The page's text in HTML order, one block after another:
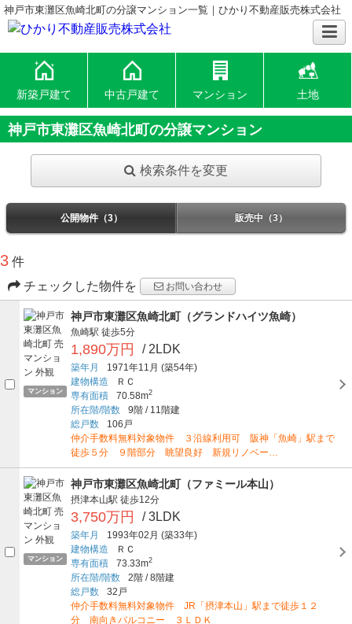
神戸市東灘区魚崎北町の分譲マンション一覧｜ひかり不動産販売株式会社
新築戸建て 中古戸建て マンション 土地
神戸市東灘区魚崎北町の分譲マンション
検索条件を変更
公開物件（3） 販売中（3）
3 件
チェックした物件を
お問い合わせ
マンション
神戸市東灘区魚崎北町（グランドハイツ魚崎）
魚崎駅 徒歩5分
1,890万円 / 2LDK
築年月 1971年11月 (築54年)
建物構造
ＲＣ
専有面積
70.58m2
所在階/階数 9階 /11階建
総戸数
106戸
仲介手数料無料対象物件 ３沿線利用可 阪神「魚崎」駅まで
徒歩５分 ９階部分 眺望良好 新規リノベー…
マンション
神戸市東灘区魚崎北町（ファミール本山）
摂津本山駅 徒歩12分
3,750万円 / 3LDK
築年月 1993年02月 (築33年)
建物構造
ＲＣ
専有面積
73.33m2
所在階/階数 2階 /8階建
総戸数
32戸
仲介手数料無料対象物件 JR「摂津本山」駅まで徒歩１２
分 南向きバルコニー ３ＬＤＫ